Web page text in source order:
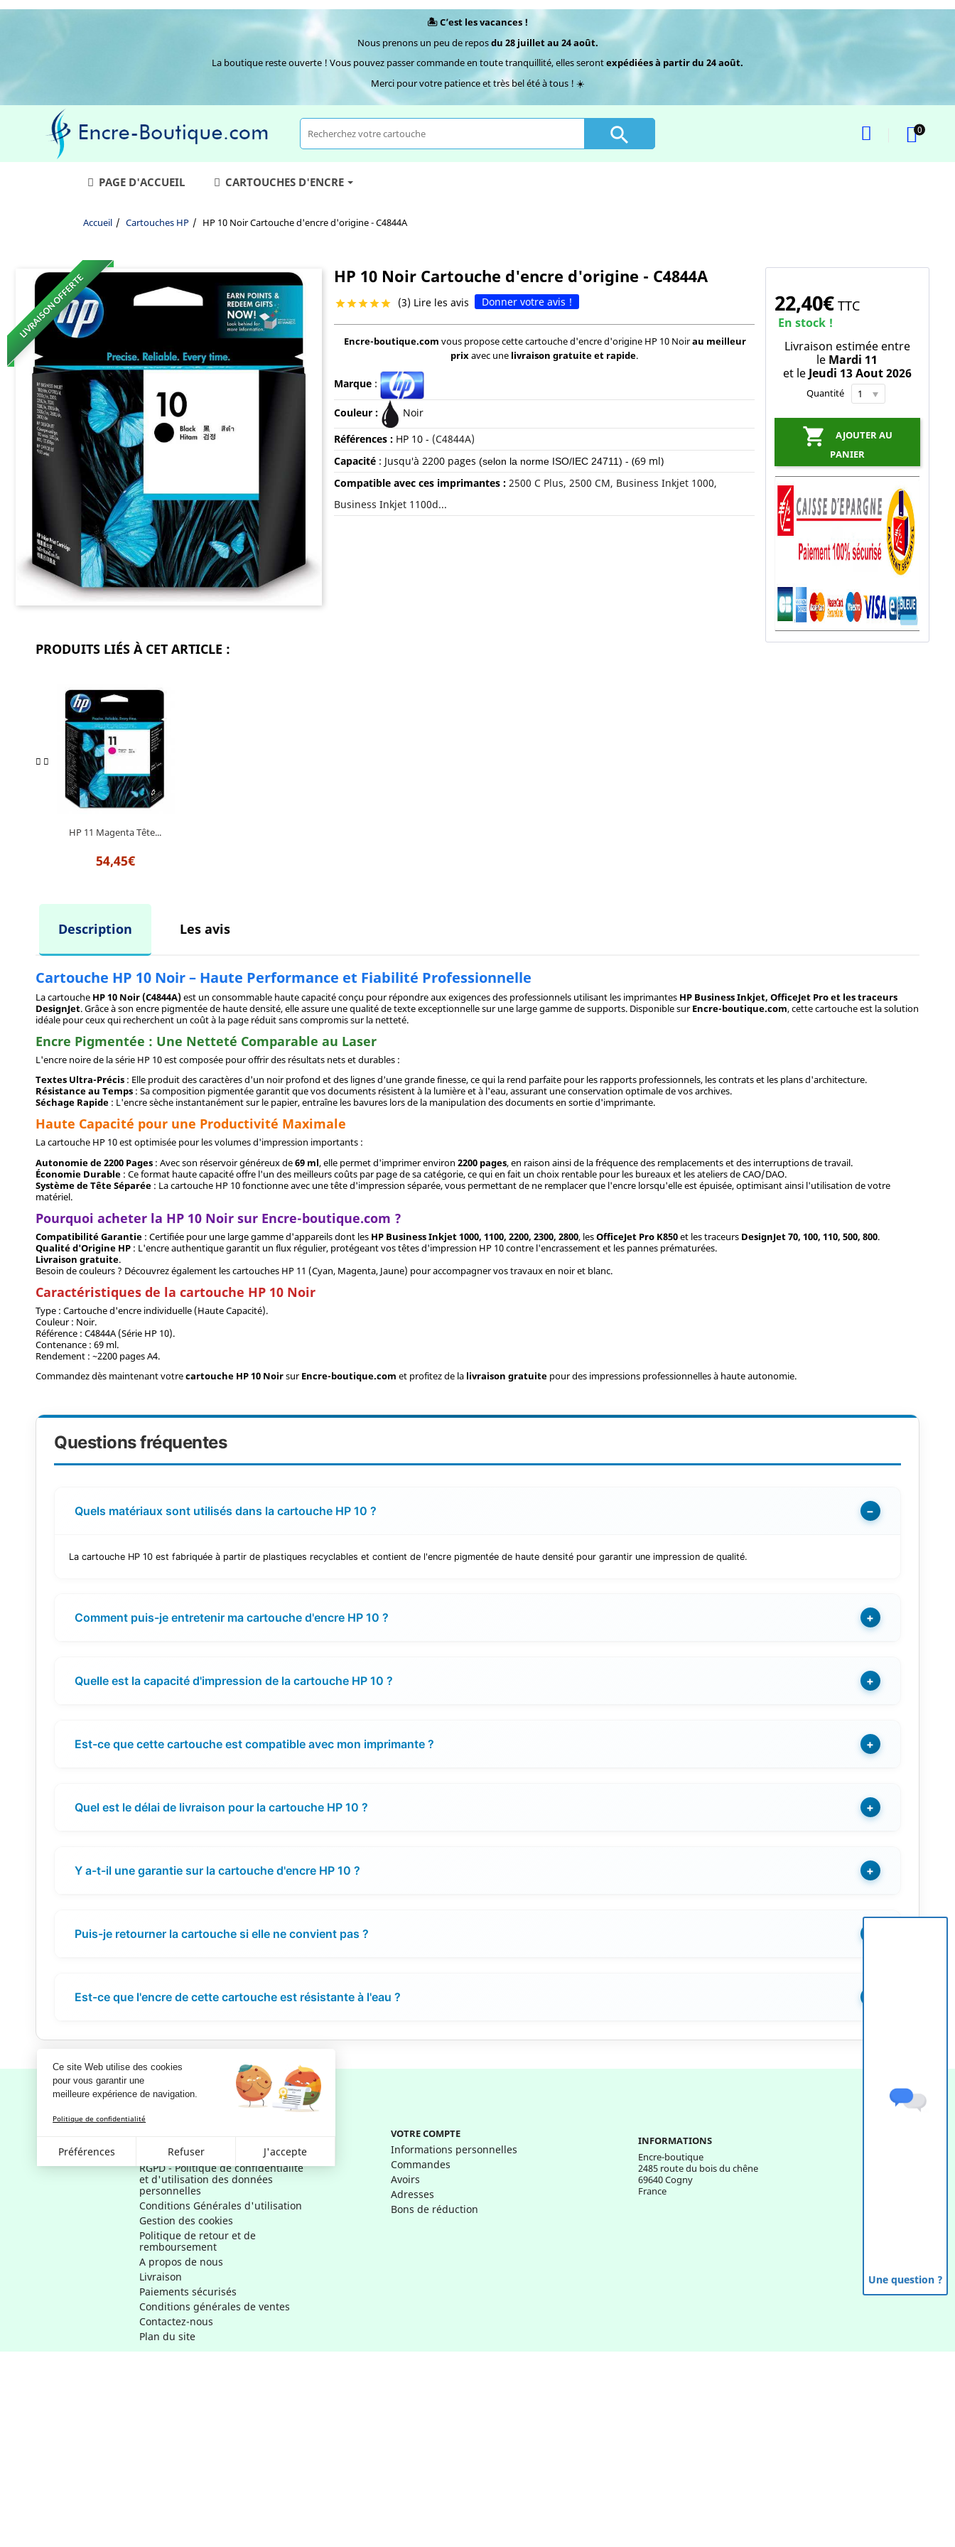
Ce site Web utilise des cookies
pour vous garantir une
meilleure expérience de navigation.
Politique de confidentialité
Préférences Refuser J'accepte
🏝️ C’est les vacances !
Nous prenons un peu de reposdu 28 juillet au 24 août.
La boutique reste ouverte ! Vous pouvez passer commande en toute tranquillité, elles serontexpédiées à partir du 24 août.
Merci pour votre patience et très bel été à tous ! ☀️
 0
PAGE D'ACCUEIL CARTOUCHES D'ENCRE
Accueil Cartouches HP HP 10 Noir Cartouche d'encre d'origine - C4844A
LIVRAISON OFFERTE HP 10 Noir Cartouche d'encre d'origine - C4844A
 (3) Lire les avis Donner votre avis !
Encre-boutique.com vous propose cette cartouche d'encre d'origine HP 10 Noirau meilleur
prix avec une livraison gratuite et rapide.
Marque:
Couleur :
Noir
Références : HP 10 - (C4844A)
Capacité: Jusqu'à 2200 pages (selon la norme ISO/IEC 24711) - (69 ml)
Compatible avec ces imprimantes : 2500 C Plus, 2500 CM, Business Inkjet 1000,
Business Inkjet 1100d...
Une question ?
22,40€ TTC
En stock !
Livraison estimée entre
le Mardi 11
et le Jeudi 13 Aout 2026
Quantité

AJOUTER AU
PANIER
PRODUITS LIÉS À CET ARTICLE :
HP 11 Magenta Tête...
54,45€
Description Les avis
Cartouche HP 10 Noir – Haute Performance et Fiabilité Professionnelle
La cartouche HP 10 Noir (C4844A)est un consommable haute capacité conçu pour répondre aux exigences des professionnels utilisant les imprimantes HP Business Inkjet, OfficeJet Pro et les traceurs
DesignJet. Grâce à son encre pigmentée de haute densité, elle assure une qualité de texte exceptionnelle sur une large gamme de supports. Disponible surEncre-boutique.com, cette cartouche est la solution
idéale pour ceux qui recherchent un coût à la page réduit sans compromis sur la netteté.
Encre Pigmentée : Une Netteté Comparable au Laser
L'encre noire de la série HP 10 est composée pour offrir des résultats nets et durables :
Textes Ultra-Précis : Elle produit des caractères d'un noir profond et des lignes d'une grande finesse, ce qui la rend parfaite pour les rapports professionnels, les contrats et les plans d'architecture.
Résistance au Temps : Sa composition pigmentée garantit que vos documents résistent à la lumière et à l'eau, assurant une conservation optimale de vos archives.
Séchage Rapide : L'encre sèche instantanément sur le papier, entraîne les bavures lors de la manipulation des documents en sortie d'imprimante.
Haute Capacité pour une Productivité Maximale
La cartouche HP 10 est optimisée pour les volumes d'impression importants :
Autonomie de 2200 Pages : Avec son réservoir généreux de69 ml, elle permet d'imprimer environ2200 pages, en raison ainsi de la fréquence des remplacements et des interruptions de travail.
Économie Durable : Ce format haute capacité offre l'un des meilleurs coûts par page de sa catégorie, ce qui en fait un choix rentable pour les bureaux et les ateliers de CAO/DAO.
Système de Tête Séparée : La cartouche HP 10 fonctionne avec une tête d'impression séparée, vous permettant de ne remplacer que l'encre lorsqu'elle est épuisée, optimisant ainsi l'utilisation de votre
matériel.
Pourquoi acheter la HP 10 Noir sur Encre-boutique.com ?
Compatibilité Garantie : Certifiée pour une large gamme d'appareils dont les HP Business Inkjet 1000, 1100, 2200, 2300, 2800, lesOfficeJet Pro K850et les traceurs DesignJet 70, 100, 110, 500, 800.
Qualité d'Origine HP : L'encre authentique garantit un flux régulier, protégeant vos têtes d'impression HP 10 contre l'encrassement et les pannes prématurées.
Livraison gratuite.
Besoin de couleurs ? Découvrez également les cartouches HP 11 (Cyan, Magenta, Jaune) pour accompagner vos travaux en noir et blanc.
Caractéristiques de la cartouche HP 10 Noir
Type : Cartouche d'encre individuelle (Haute Capacité).
Couleur : Noir.
Référence : C4844A (Série HP 10).
Contenance : 69 ml.
Rendement : ~2200 pages A4.
Commandez dès maintenant votrecartouche HP 10 NoirsurEncre-boutique.com et profitez de la livraison gratuite pour des impressions professionnelles à haute autonomie.
Questions fréquentes
Quels matériaux sont utilisés dans la cartouche HP 10 ? −
La cartouche HP 10 est fabriquée à partir de plastiques recyclables et contient de l'encre pigmentée de haute densité pour garantir une impression de qualité.
Comment puis-je entretenir ma cartouche d'encre HP 10 ? +
Quelle est la capacité d'impression de la cartouche HP 10 ? +
Est-ce que cette cartouche est compatible avec mon imprimante ? +
Quel est le délai de livraison pour la cartouche HP 10 ? +
Y a-t-il une garantie sur la cartouche d'encre HP 10 ? +
Puis-je retourner la cartouche si elle ne convient pas ?
Est-ce que l'encre de cette cartouche est résistante à l'eau ?
Mentions légales
RGPD - Politique de confidentialité
et d'utilisation des données
personnelles
Conditions Générales d'utilisation
Gestion des cookies
Politique de retour et de
remboursement
A propos de nous
Livraison
Paiements sécurisés
Conditions générales de ventes
Contactez-nous
Plan du site
VOTRE COMPTE
Informations personnelles
Commandes
Avoirs
Adresses
Bons de réduction
INFORMATIONS
Encre-boutique
2485 route du bois du chêne
69640 Cogny
France